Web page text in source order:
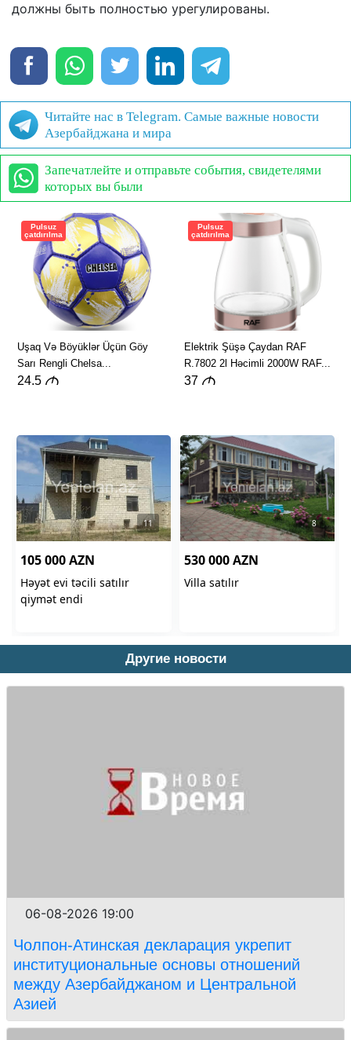
должны быть полностью урегулированы.
Читайте нас в Telegram. Самые важные новости
Азербайджана и мира
Запечатлейте и отправьте события, свидетелями
которых вы были
Другие новости
06-08-2026 19:00
Чолпон-Атинская декларация укрепит
институциональные основы отношений
между Азербайджаном и Центральной
Азией